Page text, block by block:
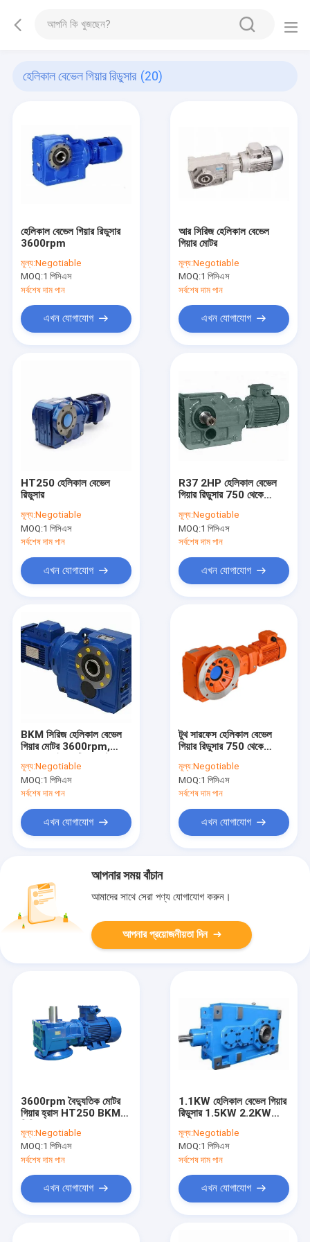
হেলিকাল বেভেল গিয়ার রিডুসার (20)
হেলিকাল বেভেল গিয়ার রিডুসার
3600rpm
মূল্য:Negotiable
MOQ:1 পিসিএস
সর্বশেষ দাম পান
এখন যোগাযোগ
আর সিরিজ হেলিকাল বেভেল
গিয়ার মোটর
মূল্য:Negotiable
MOQ:1 পিসিএস
সর্বশেষ দাম পান
এখন যোগাযোগ
HT250 হেলিকাল বেভেল
রিডুসার
মূল্য:Negotiable
MOQ:1 পিসিএস
সর্বশেষ দাম পান
এখন যোগাযোগ
R37 2HP হেলিকাল বেভেল
গিয়ার রিডুসার 750 থেকে
মূল্য:Negotiable
MOQ:1 পিসিএস
সর্বশেষ দাম পান
এখন যোগাযোগ
BKM সিরিজ হেলিকাল বেভেল
গিয়ার মোটর 3600rpm,
গিয়ার রিডাকশন বক্স
মূল্য:Negotiable
MOQ:1 পিসিএস
সর্বশেষ দাম পান
এখন যোগাযোগ
টুথ সারফেস হেলিকাল বেভেল
গিয়ার রিডুসার 750 থেকে
মূল্য:Negotiable
MOQ:1 পিসিএস
সর্বশেষ দাম পান
এখন যোগাযোগ
আপনার সময় বাঁচান
আমাদের সাথে সেরা পণ্য যোগাযোগ করুন।
আপনার প্রয়োজনীয়তা দিন
3600rpm বৈদ্যুতিক মোটর
গিয়ার হ্রাস HT250 BKM
মূল্য:Negotiable
MOQ:1 পিসিএস
সর্বশেষ দাম পান
এখন যোগাযোগ
1.1KW হেলিকাল বেভেল গিয়ার
রিডুসার 1.5KW 2.2KW
মূল্য:Negotiable
MOQ:1 পিসিএস
সর্বশেষ দাম পান
এখন যোগাযোগ